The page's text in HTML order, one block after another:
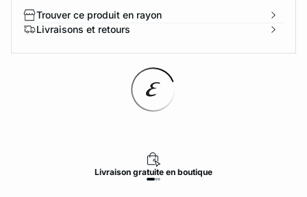
Trouver ce produit en rayon
Livraisons et retours
Livraison gratuite en boutique